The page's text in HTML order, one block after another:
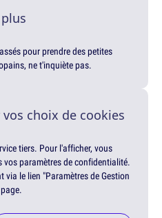
pour prendre des petites
ne t'inquiète pas.
choix de cookies
tiers. Pour l'afficher, vous
vos paramètres de confidentialité.
le lien "Paramètres de Gestion